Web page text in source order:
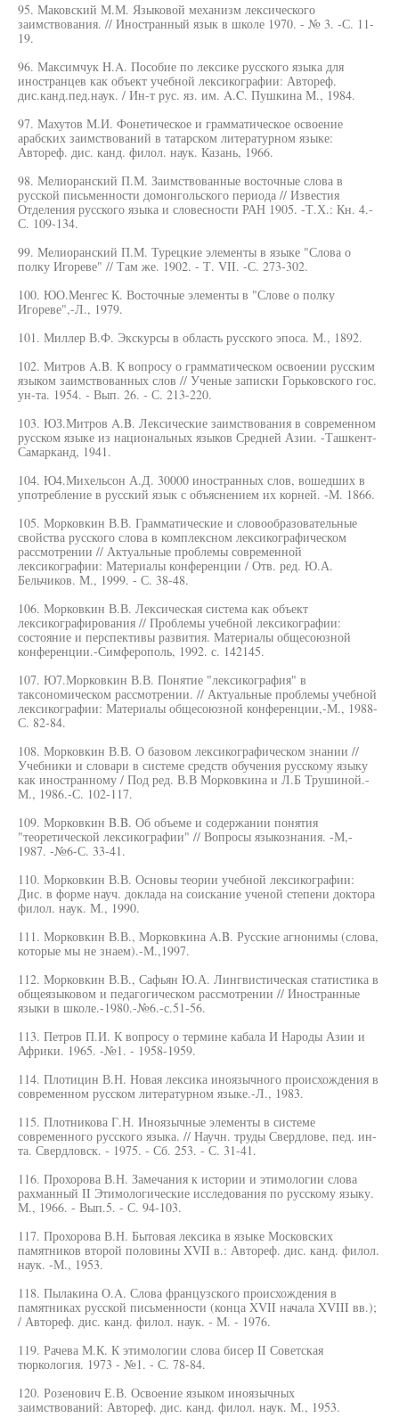
95. Маковский М.М. Языковой механизм лексического
заимствования. // Иностранный язык в школе 1970. - № 3. -С. 11-
19.
96. Максимчук H.A. Пособие по лексике русского языка для
иностранцев как объект учебной лексикографии: Автореф.
дис.канд.пед.наук. / Ин-т рус. яз. им. A.C. Пушкина М., 1984.
97. Махутов М.И. Фонетическое и грамматическое освоение
арабских заимствований в татарском литературном языке:
Автореф. дис. канд. филол. наук. Казань, 1966.
98. Мелиоранский П.М. Заимствованные восточные слова в
русской письменности домонгольского периода // Известия
Отделения русского языка и словесности РАН 1905. -Т.Х.: Кн. 4.-
С. 109-134.
99. Мелиоранский П.М. Турецкие элементы в языке "Слова о
полку Игореве" // Там же. 1902. - Т. VII. -С. 273-302.
100. ЮО.Менгес К. Восточные элементы в "Слове о полку
Игореве",-Л., 1979.
101. Миллер В.Ф. Экскурсы в область русского эпоса. М., 1892.
102. Митров A.B. К вопросу о грамматическом освоении русским
языком заимствованных слов // Ученые записки Горьковского гос.
ун-та. 1954. - Вып. 26. - С. 213-220.
103. ЮЗ.Митров A.B. Лексические заимствования в современном
русском языке из национальных языков Средней Азии. -Ташкент-
Самарканд, 1941.
104. Ю4.Михельсон А.Д. 30000 иностранных слов, вошедших в
употребление в русский язык с объяснением их корней. -М. 1866.
105. Морковкин В.В. Грамматические и словообразовательные
свойства русского слова в комплексном лексикографическом
рассмотрении // Актуальные проблемы современной
лексикографии: Материалы конференции / Отв. ред. Ю.А.
Бельчиков. М., 1999. - С. 38-48.
106. Морковкин В.В. Лексическая система как объект
лексикографирования // Проблемы учебной лексикографии:
состояние и перспективы развития. Материалы общесоюзной
конференции.-Симферополь, 1992. с. 142145.
107. Ю7.Морковкин В.В. Понятие "лексикография" в
таксономическом рассмотрении. // Актуальные проблемы учебной
лексикографии: Материалы общесоюзной конференции,-М., 1988-
С. 82-84.
108. Морковкин В.В. О базовом лексикографическом знании //
Учебники и словари в системе средств обучения русскому языку
как иностранному / Под ред. В.В Морковкина и Л.Б Трушиной.-
М., 1986.-С. 102-117.
109. Морковкин B.B. Об объеме и содержании понятия
"теоретической лексикографии" // Вопросы языкознания. -М,-
1987. -№6-С. 33-41.
110. Морковкин В.В. Основы теории учебной лексикографии:
Дис. в форме науч. доклада на соискание ученой степени доктора
филол. наук. М., 1990.
111. Морковкин В.В., Морковкина A.B. Русские агнонимы (слова,
которые мы не знаем).-М.,1997.
112. Морковкин В.В., Сафьян Ю.А. Лингвистическая статистика в
общеязыковом и педагогическом рассмотрении // Иностранные
языки в школе.-1980.-№6.-с.51-56.
113. Петров П.И. К вопросу о термине кабала И Народы Азии и
Африки. 1965. -№1. - 1958-1959.
114. Плотицин В.Н. Новая лексика иноязычного происхождения в
современном русском литературном языке.-Л., 1983.
115. Плотникова Г.Н. Иноязычные элементы в системе
современного русского языка. // Научн. труды Свердлове, пед. ин-
та. Свердловск. - 1975. - Сб. 253. - С. 31-41.
116. Прохорова В.Н. Замечания к истории и этимологии слова
рахманный II Этимологические исследования по русскому языку.
М., 1966. - Вып.5. - С. 94-103.
117. Прохорова В.Н. Бытовая лексика в языке Московских
памятников второй половины XVII в.: Автореф. дис. канд. филол.
наук. -М., 1953.
118. Пылакина O.A. Слова французского происхождения в
памятниках русской письменности (конца XVII начала XVIII вв.);
/ Автореф. дис. канд. филол. наук. - М. - 1976.
119. Рачева М.К. К этимологии слова бисер II Советская
тюркология. 1973 - №1. - С. 78-84.
120. Розенович Е.В. Освоение языком иноязычных
заимствований: Автореф. дис. канд. филол. наук. М., 1953.